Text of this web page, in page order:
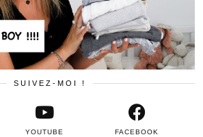
SUIVEZ-MOI !
FACEBOOK
YOUTUBE